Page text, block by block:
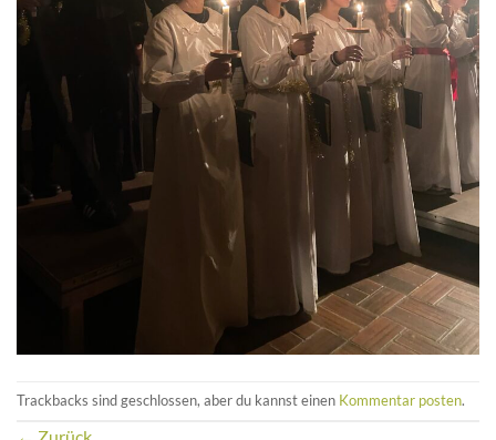
Trackbacks sind geschlossen, aber du kannst einen Kommentar posten.
← Zurück